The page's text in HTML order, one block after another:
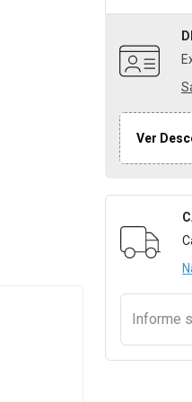
Ver
Informe